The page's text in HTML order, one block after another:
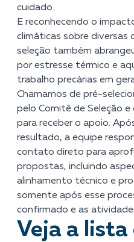
cuidado.
E reconhecendo o
climáticas sobre diversas
seleção também
por estresse térmico e
trabalho precárias em
Chamamos de pré-
pelo Comitê de Seleção e
para receber o apoio.
resultado, a equipe
contato direto para
propostas, incluindo
alinhamento técnico e
somente após esse
confirmado e as
Veja a lista